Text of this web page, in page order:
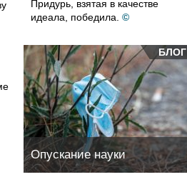
Придурь, взятая в качестве
идеала, победила. ©
БЛОГ
Опускание науки